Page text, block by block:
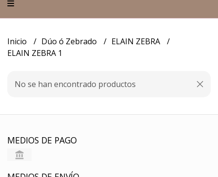
Inicio Dúo ó Zebrado
ELAIN ZEBRA
ELAIN ZEBRA 1
No se han encontrado productos
MEDIOS DE PAGO